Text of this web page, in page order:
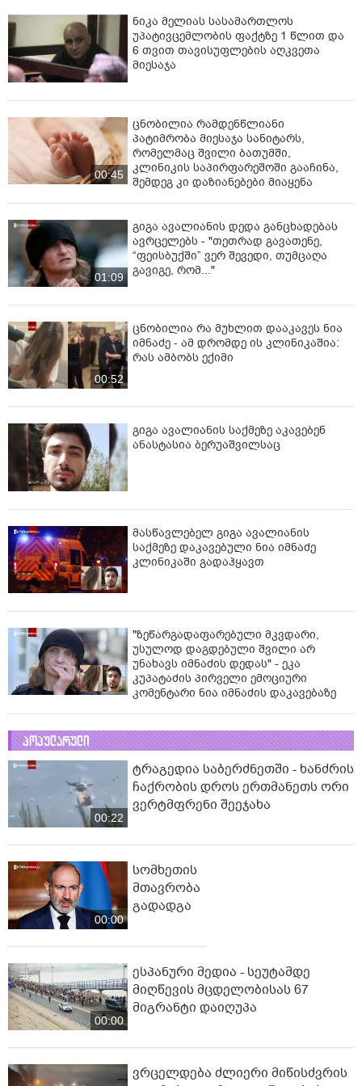
ლანძღვა-გინებას, მასზე შეურაცხმყოფელ
გადაკიდებას ან/და მის მიმართ სხვაგვარი
შეურაცხმყოფელი ქმედების განხორციელებას
სამსახურებრივი მოვალეობის შესრულების დროს ან
ადმინისტრაციული საქმის მასალები დღეს წარედგინა
თბილისის საქალაქო სასამართლოს.
ნიკა მელიას სასამართლოს
უპატივცემლობის ფაქტზე 1 წლით და
6 თვით თავისუფლების აღკვეთა
მიესაჯა
00:45
ცნობილია რამდენწლიანი
პატიმრობა მიესაჯა სანიტარს,
რომელმაც შვილი ბათუმში,
კლინიკის საპირფარეშოში გააჩინა,
შემდეგ კი დაზიანებები მიაყენა
01:09
გიგა ავალიანის დედა განცხადებას
ავრცელებს - "თეთრად გავათენე,
“ფეისბუქში” ვერ შევედი, თუმცაღა
გავიგე, რომ..."
00:52
ცნობილია რა მუხლით დააკავეს ნია
იმნაძე - ამ დრომდე ის კლინიკაშია:
რას ამბობს ექიმი
გიგა ავალიანის საქმეზე აკავებენ
ანასტასია ბერუაშვილსაც
მასწავლებელ გიგა ავალიანის
საქმეზე დაკავებული ნია იმნაძე
კლინიკაში გადაჰყავთ
"ზეწარგადაფარებული მკვდარი,
უსულოდ დაგდებული შვილი არ
უნახავს იმნაძის დედას" - ეკა
კუპატაძის პირველი ემოციური
კომენტარი ნია იმნაძის დაკავებაზე
პოპულარული
00:22
ტრაგედია საბერძნეთში - ხანძრის
ჩაქრობის დროს ერთმანეთს ორი
ვერტმფრენი შეეჯახა
00:00
სომხეთის
მთავრობა
გადადგა
00:00
ესპანური მედია - სეუტამდე
მიღწევის მცდელობისას 67
მიგრანტი დაიღუპა
ვრცელდება ძლიერი მიწისძვრის